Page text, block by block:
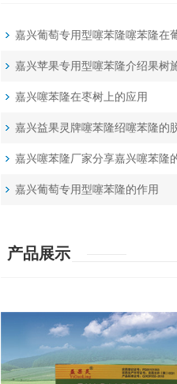
嘉兴葡萄专用型噻苯隆噻苯隆在
嘉兴苹果专用型噻苯隆介绍果树
嘉兴噻苯隆在枣树上的应用
嘉兴益果灵牌噻苯隆绍噻苯隆的
嘉兴噻苯隆厂家分享嘉兴噻苯隆
嘉兴葡萄专用型噻苯隆的作用
产品展示